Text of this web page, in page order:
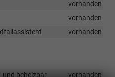
vorhanden
vorhanden
vorhanden
und beheizbar
vorhanden